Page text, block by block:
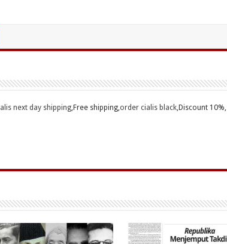
next day shipping,Free shipping,order cialis black,Discount 10%,